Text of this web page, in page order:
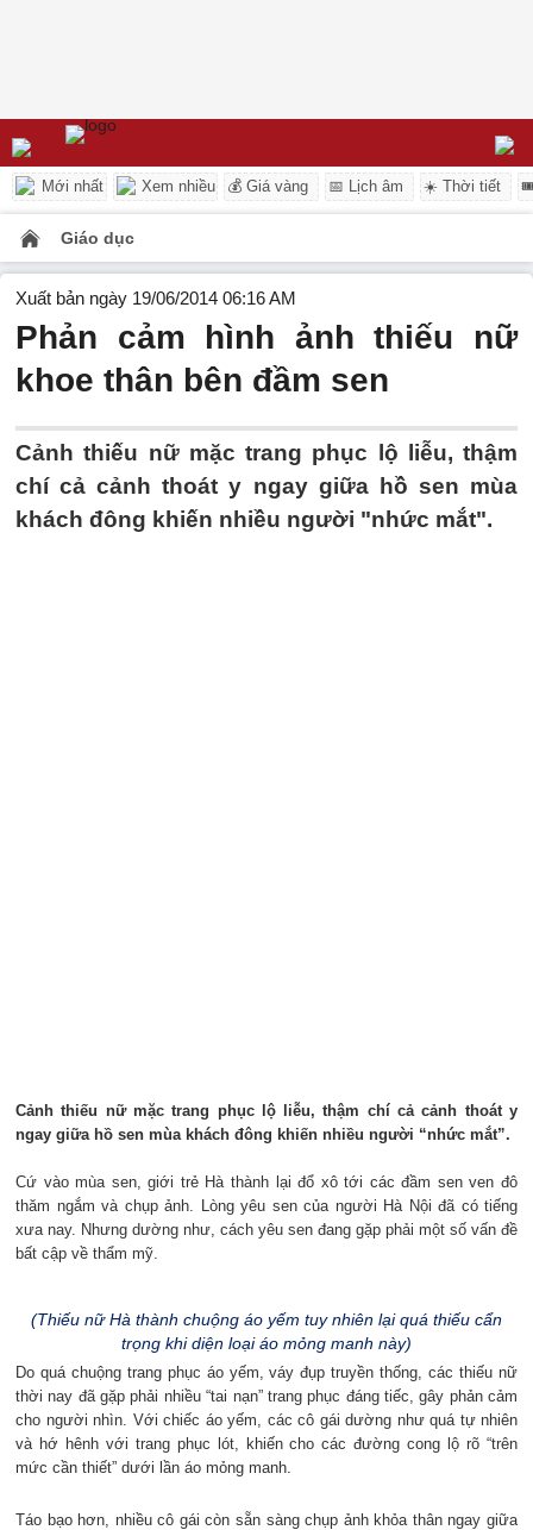
Mới nhất Xem nhiều 💰 Giá vàng 📅 Lịch âm ☀️ Thời tiết
Giáo dục
Xuất bản ngày 19/06/2014 06:16 AM
Phản cảm hình ảnh thiếu nữ
khoe thân bên đầm sen
Cảnh thiếu nữ mặc trang phục lộ liễu, thậm
chí cả cảnh thoát y ngay giữa hồ sen mùa
khách đông khiến nhiều người "nhức mắt".
Cảnh thiếu nữ mặc trang phục lộ liễu, thậm chí cả cảnh thoát y
ngay giữa hồ sen mùa khách đông khiến nhiều người “nhức mắt”.
Cứ vào mùa sen, giới trẻ Hà thành lại đổ xô tới các đầm sen ven đô
thăm ngắm và chụp ảnh. Lòng yêu sen của người Hà Nội đã có tiếng
xưa nay. Nhưng dường như, cách yêu sen đang gặp phải một số vấn đề
bất cập về thẩm mỹ.
(Thiếu nữ Hà thành chuộng áo yếm tuy nhiên lại quá thiếu cẩn
trọng khi diện loại áo mỏng manh này)
Do quá chuộng trang phục áo yếm, váy đụp truyền thống, các thiếu nữ
thời nay đã gặp phải nhiều “tai nạn” trang phục đáng tiếc, gây phản cảm
cho người nhìn. Với chiếc áo yếm, các cô gái dường như quá tự nhiên
và hớ hênh với trang phục lót, khiến cho các đường cong lộ rõ “trên
mức cần thiết” dưới lần áo mỏng manh.
Táo bạo hơn, nhiều cô gái còn sẵn sàng chụp ảnh khỏa thân ngay giữa